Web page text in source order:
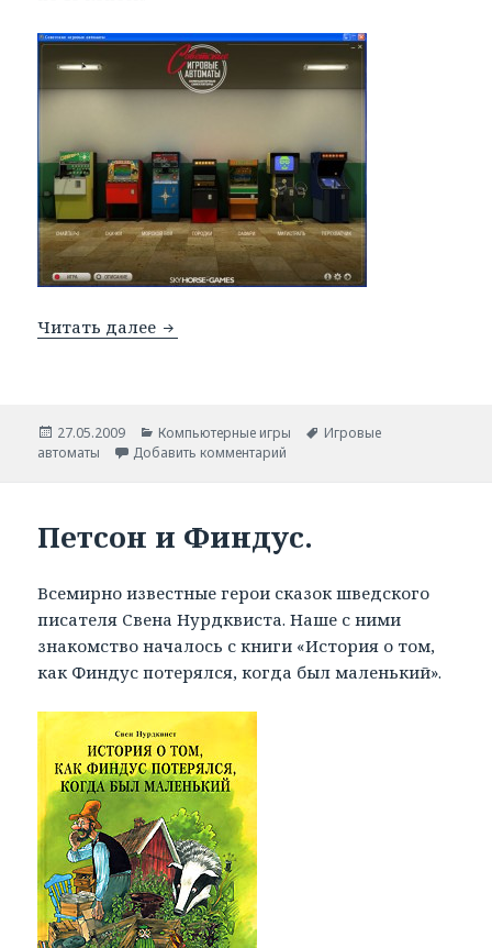
Читать далее Игровые автоматы. Ностальгия.
Опубликовано
27.05.2009 Рубрики
Компьютерные игры Метки
Игровые
автоматы
Добавить комментарий
Петсон и Финдус.
Всемирно известные герои сказок шведского
писателя Свена Нурдквиста. Наше с ними
знакомство началось с книги «История о том,
как Финдус потерялся, когда был маленький».